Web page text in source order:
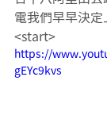
電我們早早決定
<start>
https://
gEYc9kvs